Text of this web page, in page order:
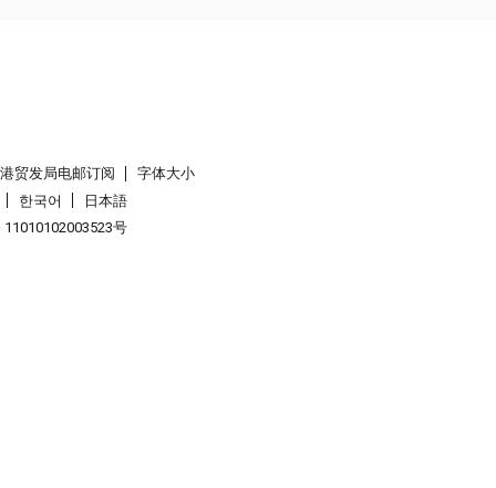
贸发局电邮订阅
字体大小
한국어
日本語
号